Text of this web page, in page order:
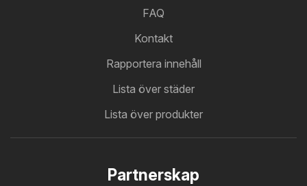
FAQ
Kontakt
Rapportera innehåll
Lista över städer
Lista över produkter
Partnerskap